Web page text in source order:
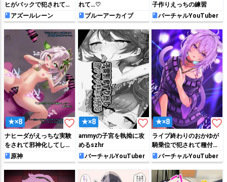
ヒがバックで犯されてア
ヘっちゃう♡
アズールレーン
れて…♡
ブルーアーカイブ
子作りえっちの練習
バーチャルYouTuber
★×8 favorite_border
ナヒーダがえっちな実験
をされて邪神化してしま
う…原神
★×8 favorite_border
ammyの子宮を執拗に攻
めるszhr
バーチャルYouTuber
★×8 favorite_border
ライプ終わりのおかゆが
騎乗位で犯されて種付け
されちゃう♡
バーチャルYouTuber